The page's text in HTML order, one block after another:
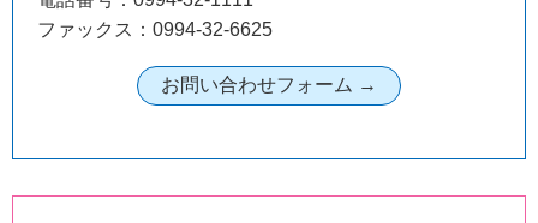
ファックス：0994-32-6625